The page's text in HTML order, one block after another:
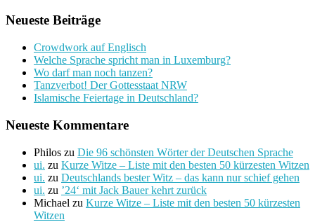
Neueste Beiträge
Crowdwork auf Englisch
Welche Sprache spricht man in Luxemburg?
Wo darf man noch tanzen?
Tanzverbot! Der Gottesstaat NRW
Islamische Feiertage in Deutschland?
Neueste Kommentare
Philos zu Die 96 schönsten Wörter der Deutschen Sprache
ui. zu Kurze Witze – Liste mit den besten 50 kürzesten Witzen
ui. zu Deutschlands bester Witz – das kann nur schief gehen
ui. zu ’24‘ mit Jack Bauer kehrt zurück
Michael zu Kurze Witze – Liste mit den besten 50 kürzesten
Witzen